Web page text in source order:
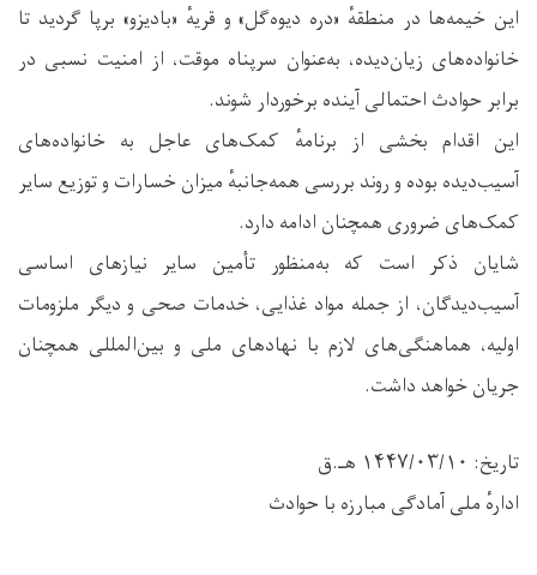
این خیمه‌ها در منطقهٔ «دره دیوه‌گل» و قریهٔ «بادیزو» برپا گردید تا
خانواده‌های زیان‌دیده، به‌عنوان سرپناه موقت، از امنیت نسبی در
برابر حوادث احتمالی آینده برخوردار شوند.
این اقدام بخشی از برنامهٔ کمک‌های عاجل به خانواده‌های
آسیب‌دیده بوده و روند بررسی همه‌جانبهٔ میزان خسارات و توزیع سایر
کمک‌های ضروری همچنان ادامه دارد.
شایان ذکر است که به‌منظور تأمین سایر نیازهای اساسی
آسیب‌دیدگان، از جمله مواد غذایی، خدمات صحی و دیگر ملزومات
اولیه، هماهنگی‌های لازم با نهادهای ملی و بین‌المللی همچنان
جریان خواهد داشت.
تاریخ: ۱۴۴۷/۰۳/۱۰ هـ.ق
ادارهٔ ملی آمادگی مبارزه با حوادث